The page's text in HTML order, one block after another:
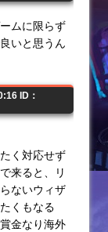
ムに限らず
いと思うん
ID：
く対応せず
来ると、リ
ないウィザ
くもなる
金なり海外